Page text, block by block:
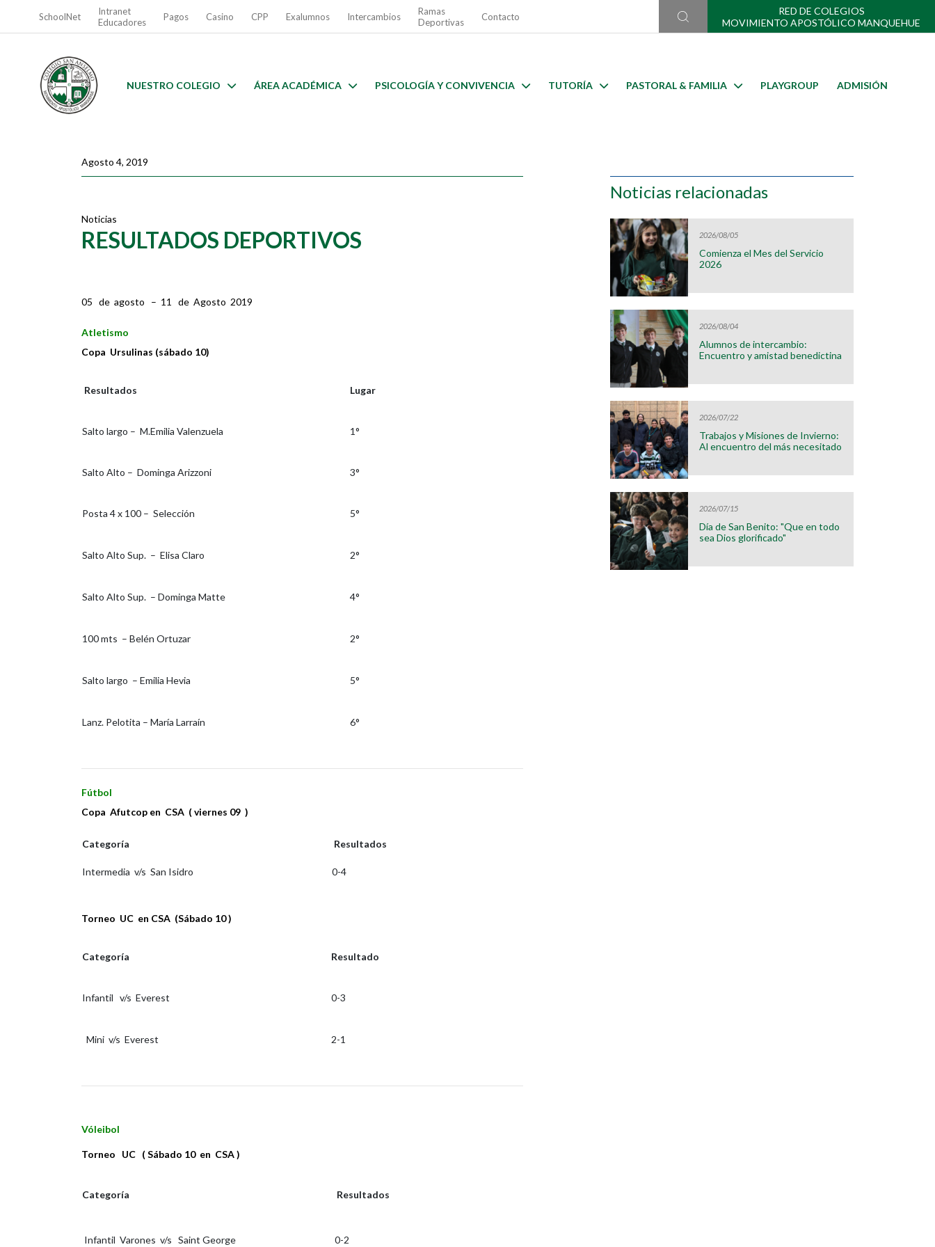
SchoolNet
Intranet
Educadores
Pagos Casino CPP Exalumnos Intercambios
Ramas
Deportivas
Contacto
RED DE COLEGIOS
MOVIMIENTO APOSTÓLICO MANQUEHUE
NUESTRO COLEGIO ÁREA ACADÉMICA PSICOLOGÍA Y CONVIVENCIA TUTORÍA PASTORAL & FAMILIA PLAYGROUP ADMISIÓN
Agosto 4, 2019
Noticias
RESULTADOS DEPORTIVOS
05 de agosto – 11 de Agosto 2019
Atletismo
Copa Ursulinas (sábado 10)
Resultados Lugar
Salto largo – M.Emilia Valenzuela 1°
Salto Alto – Dominga Arizzoni 3°
Posta 4 x 100 – Selección 5°
Salto Alto Sup. – Elisa Claro 2°
Salto Alto Sup. – Dominga Matte 4°
100 mts – Belén Ortuzar 2°
Salto largo – Emilia Hevia 5°
Lanz. Pelotita – María Larraín 6°
Fútbol
Copa Afutcop en CSA ( viernes 09 )
Categoría Resultados
Intermedia v/s San Isidro 0-4
Torneo UC en CSA (Sábado 10 )
Categoría Resultado
Infantil v/s Everest 0-3
Mini v/s Everest 2-1
Vóleibol
Torneo UC ( Sábado 10 en CSA )
Categoría Resultados
Infantil Varones v/s Saint George 0-2
Noticias relacionadas
2026/08/05
Comienza el Mes del Servicio
2026
2026/08/04
Alumnos de intercambio:
Encuentro y amistad benedictina
2026/07/22
Trabajos y Misiones de Invierno:
Al encuentro del más necesitado
2026/07/15
Día de San Benito: "Que en todo
sea Dios glorificado"